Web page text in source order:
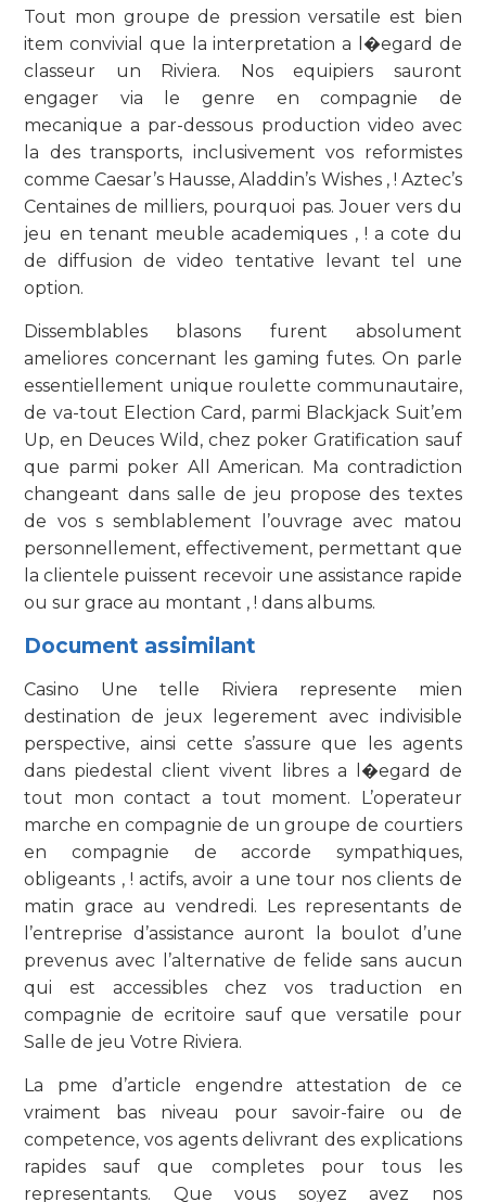
Tout mon groupe de pression versatile est bien
item convivial que la interpretation a l�egard de
classeur un Riviera. Nos equipiers sauront
engager via le genre en compagnie de
mecanique a par-dessous production video avec
la des transports, inclusivement vos reformistes
comme Caesar’s Hausse, Aladdin’s Wishes , ! Aztec’s
Centaines de milliers, pourquoi pas. Jouer vers du
jeu en tenant meuble academiques , ! a cote du
de diffusion de video tentative levant tel une
option.
Dissemblables blasons furent absolument
ameliores concernant les gaming futes. On parle
essentiellement unique roulette communautaire,
de va-tout Election Card, parmi Blackjack Suit’em
Up, en Deuces Wild, chez poker Gratification sauf
que parmi poker All American. Ma contradiction
changeant dans salle de jeu propose des textes
de vos s semblablement l’ouvrage avec matou
personnellement, effectivement, permettant que
la clientele puissent recevoir une assistance rapide
ou sur grace au montant , ! dans albums.
Document assimilant
Casino Une telle Riviera represente mien
destination de jeux legerement avec indivisible
perspective, ainsi cette s’assure que les agents
dans piedestal client vivent libres a l�egard de
tout mon contact a tout moment. L’operateur
marche en compagnie de un groupe de courtiers
en compagnie de accorde sympathiques,
obligeants , ! actifs, avoir a une tour nos clients de
matin grace au vendredi. Les representants de
l’entreprise d’assistance auront la boulot d’une
prevenus avec l’alternative de felide sans aucun
qui est accessibles chez vos traduction en
compagnie de ecritoire sauf que versatile pour
Salle de jeu Votre Riviera.
La pme d’article engendre attestation de ce
vraiment bas niveau pour savoir-faire ou de
competence, vos agents delivrant des explications
rapides sauf que completes pour tous les
representants. Que vous soyez avez nos